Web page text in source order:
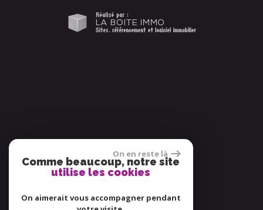
On en reste là
Comme beaucoup, notre site
utilise les cookies
On aimerait vous accompagner pendant